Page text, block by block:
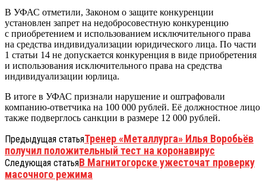
В УФАС отметили, Законом о защите конкуренции
установлен запрет на недобросовестную конкуренцию
с приобретением и использованием исключительного права
на средства индивидуализации юридического лица. По части
1 статьи 14 не допускается конкуренция в виде приобретения
и использования исключительного права на средства
индивидуализации юрлица.
В итоге в УФАС признали нарушение и оштрафовали
компанию-ответчика на 100 000 рублей. Её должностное лицо
также подверглось санкции в размере 12 000 рублей.
Предыдущая статьяТренер «Металлурга» Илья Воробьёв
получил положительный тест на коронавирус
Следующая статьяВ Магнитогорске ужесточат проверку
масочного режима